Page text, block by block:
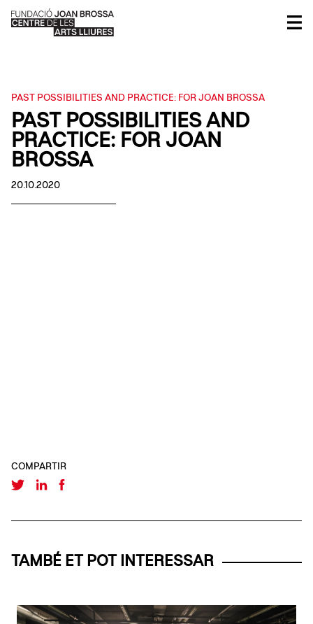
PAST POSSIBILITIES AND PRACTICE: FOR JOAN BROSSA
PAST POSSIBILITIES AND
PRACTICE: FOR JOAN
BROSSA
20.10.2020
COMPARTIR
TAMBÉ ET POT INTERESSAR